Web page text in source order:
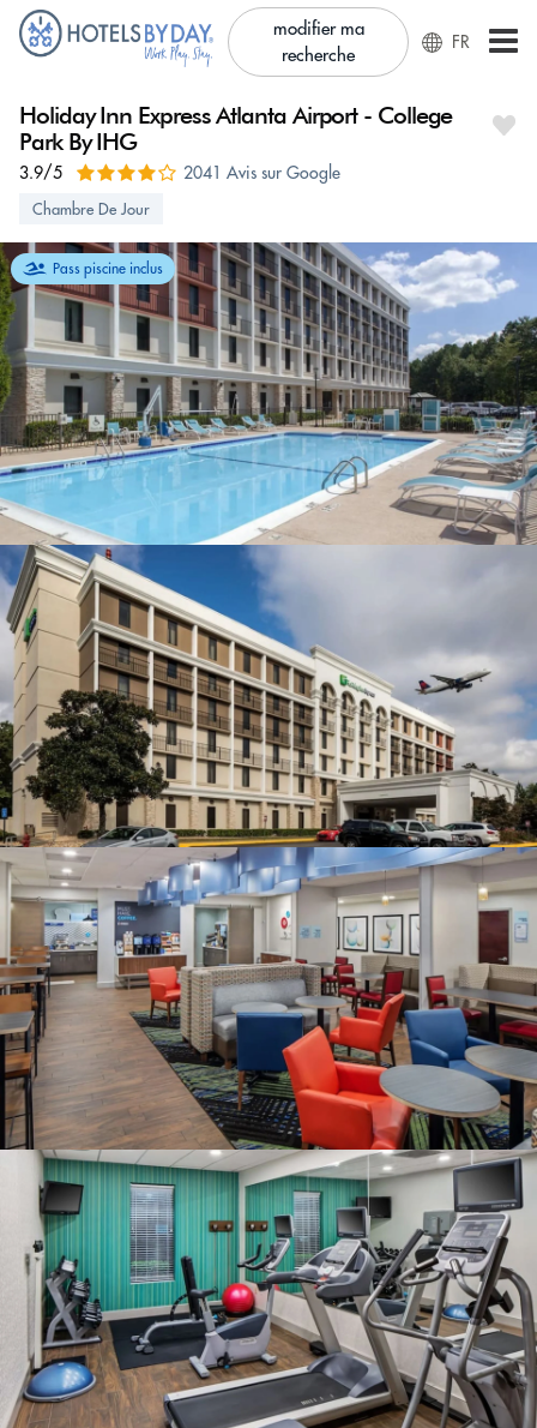
modifier ma
recherche
FR
Holiday Inn Express Atlanta Airport - College
Park By IHG
3.9/5 2041 Avis sur Google
Chambre De Jour
Pass piscine inclus